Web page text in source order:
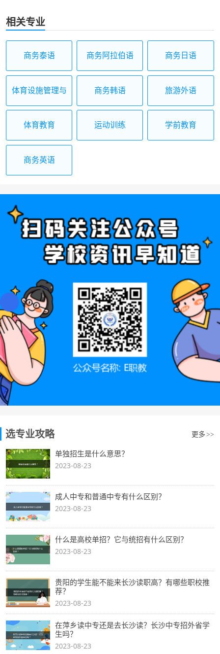
相关专业
商务泰语 商务阿拉伯语 商务日语
体育设施管理与
商务韩语 旅游外语
体育教育 运动训练 学前教育
商务英语
选专业攻略 更多 >>
单独招生是什么意思？
2023-08-23
成人中专和普通中专有什么区别？
2023-08-23
什么是高校单招？它与统招有什么区别？
2023-08-23
贵阳的学生能不能来长沙读职高？有哪些职校推
荐？
2023-08-23
在萍乡读中专还是去长沙读？长沙中专招外省学
生吗？
2023-08-23